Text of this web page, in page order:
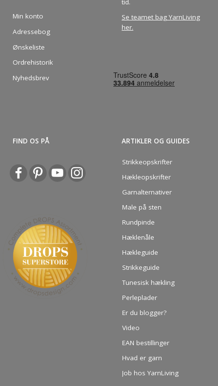
Min konto
Adressebog
Ønskeliste
Ordrehistorik
Nyhedsbrev
tid.
Se teamet bag YarnLiving
her.
FIND OS PÅ ARTIKLER OG GUIDES
Strikkeopskrifter
Hækleopskrifter
Garnalternativer
Male på sten
Rundpinde
Hæklenåle
Hækleguide
Strikkeguide
Tunesisk hækling
Perleplader
Er du blogger?
Video
EAN bestillinger
Hvad er garn
Job hos YarnLiving